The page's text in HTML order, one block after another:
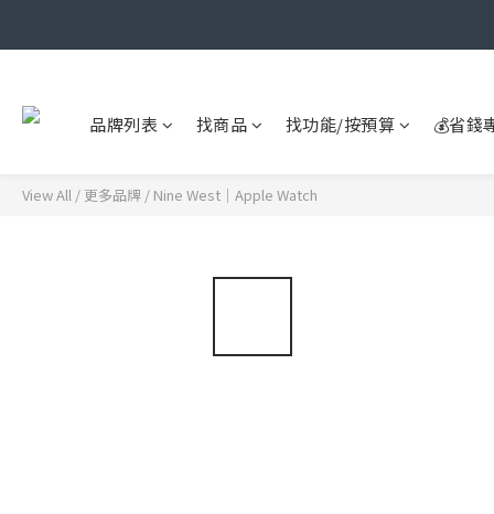
品牌列表 找商品 找功能/按預算 💰省錢
View All / 更多品牌 / Nine West｜Apple Watch